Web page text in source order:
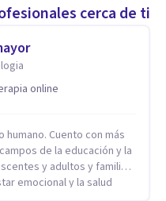
cerca de ti
online
Cuento con más
de la educación y la
y adultos y familias
emocional y la salud